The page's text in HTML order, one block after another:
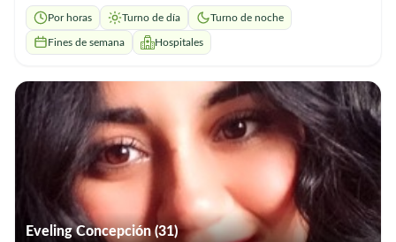
del hogar soy muy responsable gracias
Por horas Turno de día Turno de noche
Fines de semana Hospitales
Eveling Concepción (31)